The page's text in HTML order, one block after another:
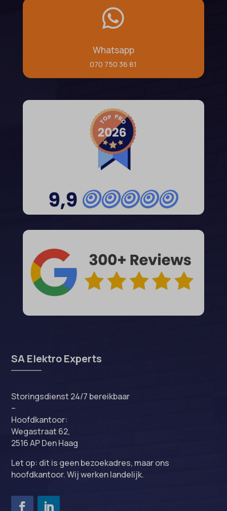

Whatsapp
070 750 36 81
SA Elektro Experts
Storingsdienst 24/7 bereikbaar
–
Hoofdkantoor:
Wegastraat 62,
2516 AP Den Haag
Let op: dit is geen bezoekadres, maar ons
hoofdkantoor. Wij werken landelijk.
fs-cc
MicrosoftApplicationsTelemetryFirstLaunchTime
OptanonAlertBoxClosed
perf_*
popupShow
SameSite
sensorsdata2015jssdkcross
termsfeed_pc1_consent
twCookieConsent